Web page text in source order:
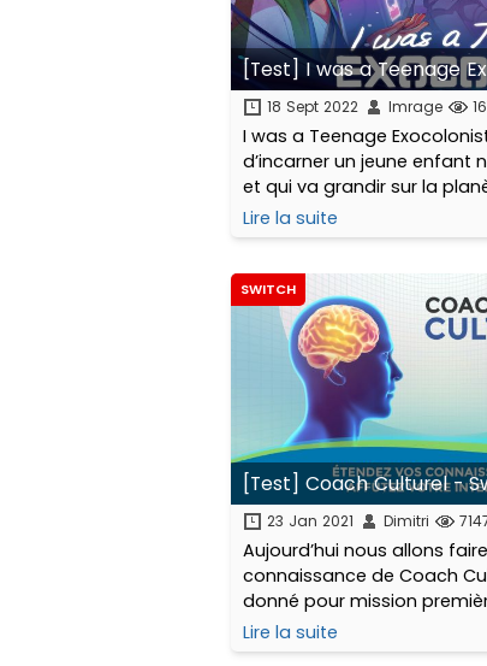
[Test] I was a Teenage
18 Sept 2022 Imrage
I was a Teenage
d’incarner un jeune enfant
et qui va grandir sur la
Lire la suite
SWITCH
[Test] Coach Culturel -
23 Jan 2021 Dimitri
Aujourd’hui nous allons
connaissance de Coach
donné pour mission
comparer nos
domaines aussi variés que
Lire la suite